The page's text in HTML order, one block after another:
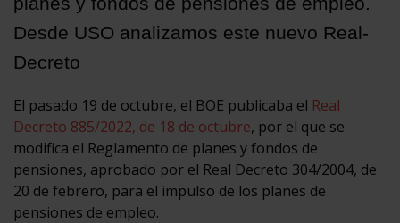
Desde USO analizamos este nuevo Real-
Decreto
El pasado 19 de octubre, el BOE publicaba el Real
Decreto 885/2022, de 18 de octubre, por el que se
modifica el Reglamento de planes y fondos de
pensiones, aprobado por el Real Decreto 304/2004, de
20 de febrero, para el impulso de los planes de
pensiones de empleo.